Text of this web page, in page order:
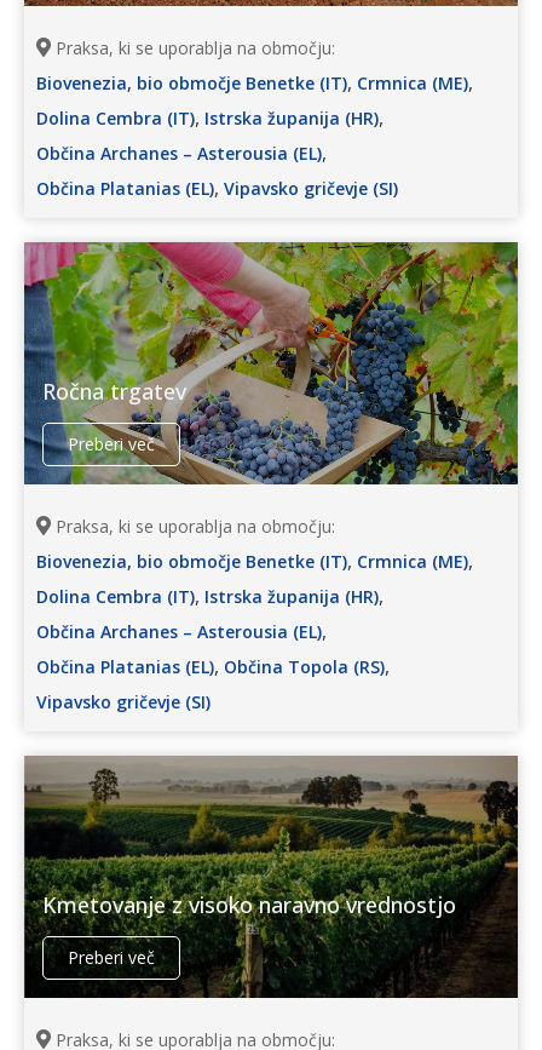
Praksa, ki se uporablja na območju:
Biovenezia, bio območje Benetke (IT), Crmnica (ME),
Dolina Cembra (IT), Istrska županija (HR),
Občina Archanes – Asterousia (EL),
Občina Platanias (EL), Vipavsko gričevje (SI)
Ročna trgatev
Preberi več
Praksa, ki se uporablja na območju:
Biovenezia, bio območje Benetke (IT), Crmnica (ME),
Dolina Cembra (IT), Istrska županija (HR),
Občina Archanes – Asterousia (EL),
Občina Platanias (EL), Občina Topola (RS),
Vipavsko gričevje (SI)
Kmetovanje z visoko naravno vrednostjo
Preberi več
Praksa, ki se uporablja na območju: